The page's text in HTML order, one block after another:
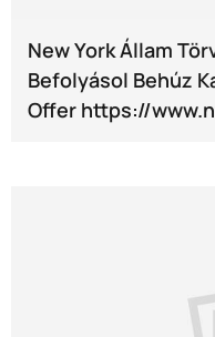
New York Állam
Befolyásol Behúz
Offer https://